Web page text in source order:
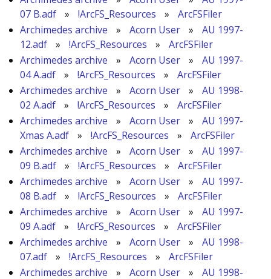
07 B.adf
» !ArcFS_Resources »
ArcFSFiler
Archimedes archive
» Acorn User »
AU 1997-
12.adf
» !ArcFS_Resources »
ArcFSFiler
Archimedes archive
» Acorn User »
AU 1997-
04 A.adf
» !ArcFS_Resources »
ArcFSFiler
Archimedes archive
» Acorn User »
AU 1998-
02 A.adf
» !ArcFS_Resources »
ArcFSFiler
Archimedes archive
» Acorn User »
AU 1997-
Xmas A.adf
» !ArcFS_Resources »
ArcFSFiler
Archimedes archive
» Acorn User »
AU 1997-
09 B.adf
» !ArcFS_Resources »
ArcFSFiler
Archimedes archive
» Acorn User »
AU 1997-
08 B.adf
» !ArcFS_Resources »
ArcFSFiler
Archimedes archive
» Acorn User »
AU 1997-
09 A.adf
» !ArcFS_Resources »
ArcFSFiler
Archimedes archive
» Acorn User »
AU 1998-
07.adf
» !ArcFS_Resources »
ArcFSFiler
Archimedes archive
» Acorn User » AU 1998-